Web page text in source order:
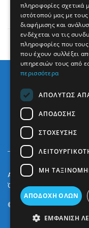
ξέχασαν ανήλικη
Arkè Media Group
Όροι και Προϋποθέσεις
© 2022Prevezapost
πληροφορίες σχετικά
ιστότοπού μας με
διαφήμισης και
ενδέχεται να τις
πληροφορίες που
που έχουν συλλέξει
υπηρεσιών τους από
περισσότερα
ΑΠΟΛΎΤΩΣ
ΑΠΌΔΟΣΗΣ
ΣΤΌΧΕΥΣΗΣ
ΜΗ
ΑΠΟΔΟΧΉ ΌΛΩΝ
ΕΜΦΆΝΙΣΗ